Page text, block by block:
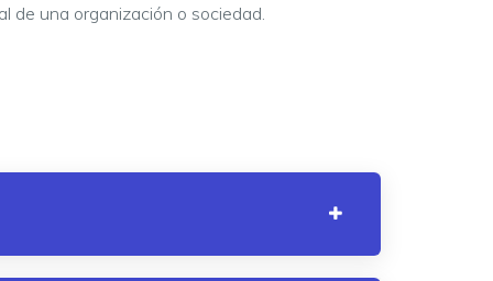
de una organización o sociedad.